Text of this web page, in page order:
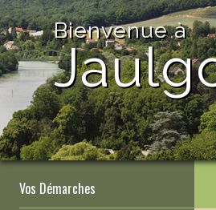
Bienvenue à
Vos Démarches